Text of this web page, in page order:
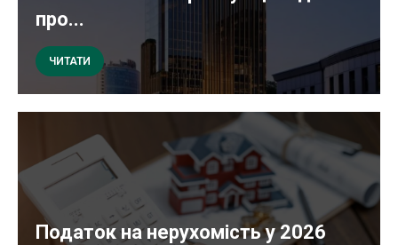
про...
ЧИТАТИ
Податок на нерухомість у 2026